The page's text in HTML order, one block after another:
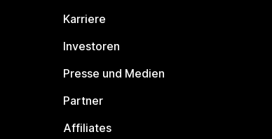
Karriere
Investoren
Presse und Medien
Partner
Affiliates